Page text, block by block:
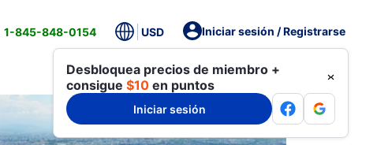
1-845-848-0154 USD Iniciar sesión / Registrarse
Desbloquea precios de miembro +
consigue $10 en puntos
Iniciar sesión